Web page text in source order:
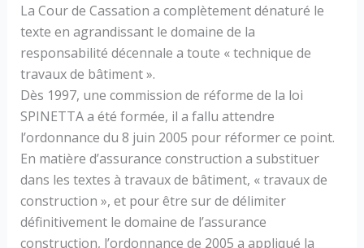
La Cour de Cassation a complètement dénaturé le
texte en agrandissant le domaine de la
responsabilité décennale a toute « technique de
travaux de bâtiment ».
Dès 1997, une commission de réforme de la loi
SPINETTA a été formée, il a fallu attendre
l’ordonnance du 8 juin 2005 pour réformer ce point.
En matière d’assurance construction a substituer
dans les textes à travaux de bâtiment, « travaux de
construction », et pour être sur de délimiter
définitivement le domaine de l’assurance
construction, l’ordonnance de 2005 a appliqué la